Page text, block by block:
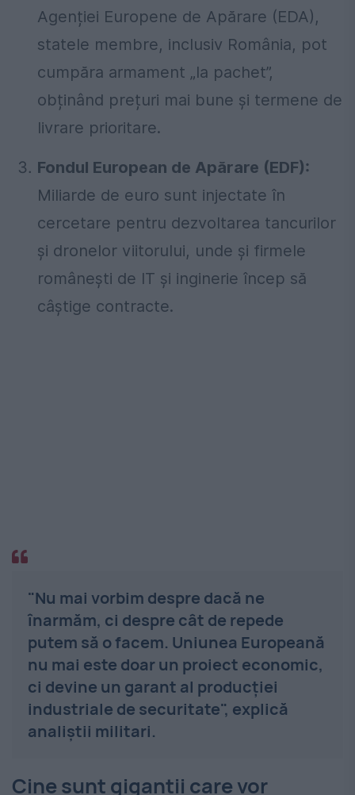
Agenției Europene de Apărare (EDA),
statele membre, inclusiv România, pot
cumpăra armament „la pachet”,
obținând prețuri mai bune și termene de
livrare prioritare.
Fondul European de Apărare (EDF):
Miliarde de euro sunt injectate în
cercetare pentru dezvoltarea tancurilor
și dronelor viitorului, unde și firmele
românești de IT și inginerie încep să
câștige contracte.
"Nu mai vorbim despre dacă ne
înarmăm, ci despre cât de repede
putem să o facem. Uniunea Europeană
nu mai este doar un proiect economic,
ci devine un garant al producției
industriale de securitate", explică
analiștii militari.
Cine sunt giganții care vor